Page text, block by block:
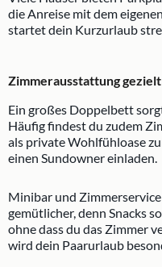
die Anreise mit dem
startet dein Kurzurlaub
Zimmerausstattung
Ein großes Doppelbett
Häufig findest du zudem
als private Wohlfühloase
einen Sundowner einladen.
Minibar und
gemütlicher, denn Snacks
ohne dass du das Zimmer
wird dein Paarurlaub